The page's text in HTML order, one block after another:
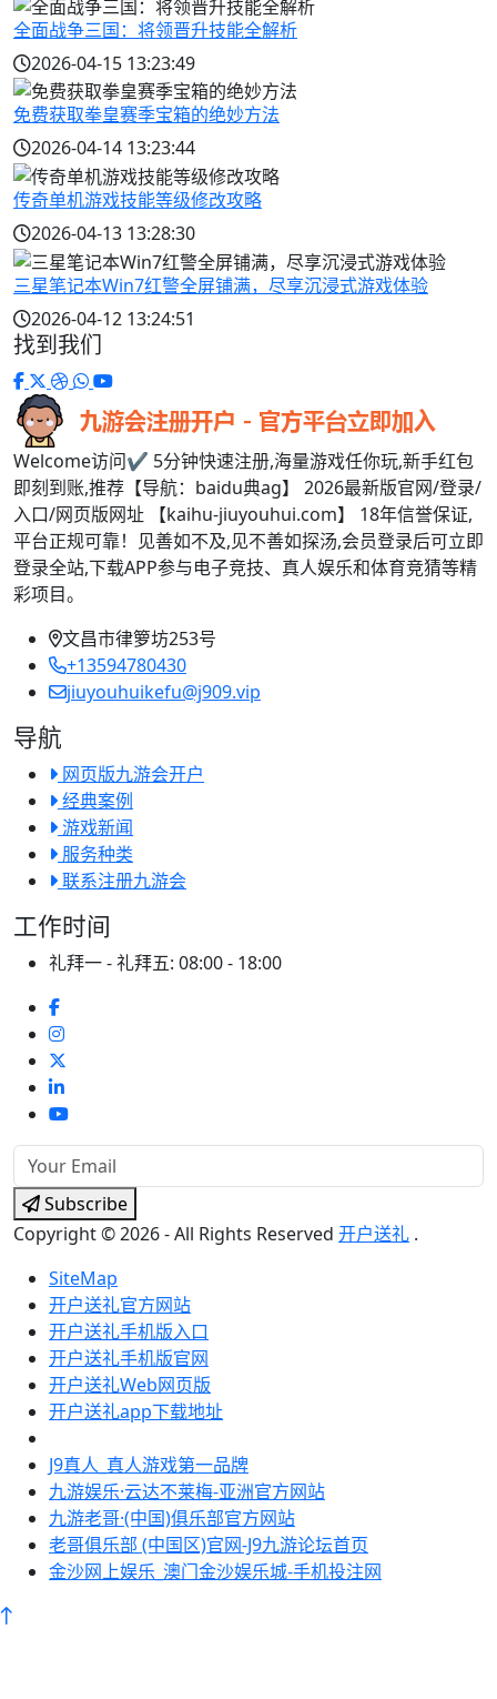
全面战争三国：将领晋升技能全解析
2026-04-15 13:23:49
免费获取拳皇赛季宝箱的绝妙方法
2026-04-14 13:23:44
传奇单机游戏技能等级修改攻略
2026-04-13 13:28:30
三星笔记本Win7红警全屏铺满，尽享沉浸式游戏体验
2026-04-12 13:24:51
找到我们
Welcome访问✔ 5分钟快速注册,海量游戏任你玩,新手红包
即刻到账,推荐【导航：baidu典ag】 2026最新版官网/登录/
入口/网页版网址 【kaihu-jiuyouhui.com】 18年信誉保证,
平台正规可靠！见善如不及,见不善如探汤,会员登录后可立即
登录全站,下载APP参与电子竞技、真人娱乐和体育竞猜等精
彩项目。
文昌市律箩坊253号
+13594780430
jiuyouhuikefu@j909.vip
导航
网页版九游会开户
经典案例
游戏新闻
服务种类
联系注册九游会
工作时间
礼拜一 - 礼拜五: 08:00 - 18:00
Subscribe
Copyright © 2026 - All Rights Reserved 开户送礼 .
SiteMap
开户送礼官方网站
开户送礼手机版入口
开户送礼手机版官网
开户送礼Web网页版
开户送礼app下载地址
J9真人_真人游戏第一品牌
九游娱乐·云达不莱梅-亚洲官方网站
九游老哥·(中国)俱乐部官方网站
老哥俱乐部 (中国区)官网-J9九游论坛首页
金沙网上娱乐_澳门金沙娱乐城-手机投注网